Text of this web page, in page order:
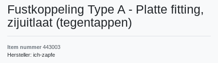
Fustkoppeling Type A - Platte fitting,
zijuitlaat (tegentappen)
Item nummer 443003
Hersteller: ich-zapfe